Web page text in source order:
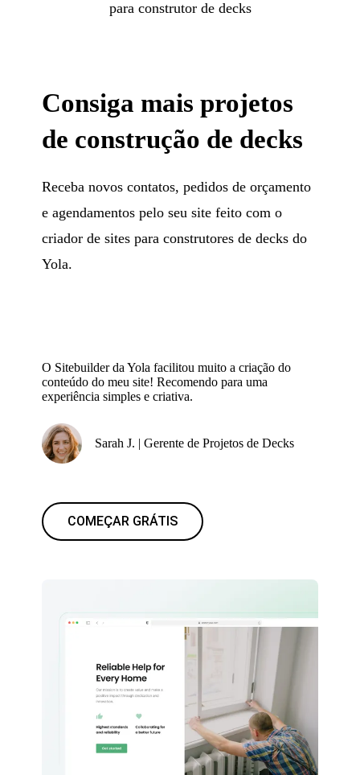
para construtor de decks
Consiga mais projetos
de construção de decks
Receba novos contatos, pedidos de orçamento
e agendamentos pelo seu site feito com o
criador de sites para construtores de decks do
Yola.
O Sitebuilder da Yola facilitou muito a criação do
conteúdo do meu site! Recomendo para uma
experiência simples e criativa.
Sarah J. | Gerente de Projetos de Decks
COMEÇAR GRÁTIS